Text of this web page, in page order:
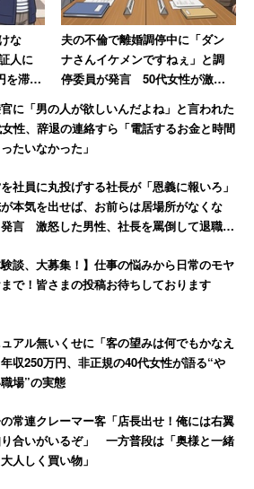
な
人に
を滞
言っ
夫の不倫で離婚調停中に「ダン
ナさんイケメンですねぇ」と調
停委員が発言 50代女性が激怒
に「男の人が欲しいんだよね」と言われた
性、辞退の連絡すら「電話するお金と時間
たいなかった」
社員に丸投げする社長が「恩義に報いろ」
が本気を出せば、お前らは居場所がなくな
言 激怒した男性、社長を罵倒して退職
験談、大募集！】仕事の悩みから日常のモヤ
で！皆さまの投稿お待ちしております
アル無いくせに「客の望みは何でもかなえ
収250万円、非正規の40代女性が語る“や
場”の実態
常連クレーマー客「店長出せ！俺には右翼
合いがいるぞ」 一方普段は「奥様と一緒
人しく買い物」